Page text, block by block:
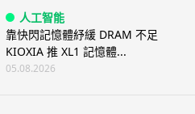
人工智能
靠快閃記憶體紓緩 DRAM 不足
KIOXIA 推 XL1 記憶體...
05.08.2026